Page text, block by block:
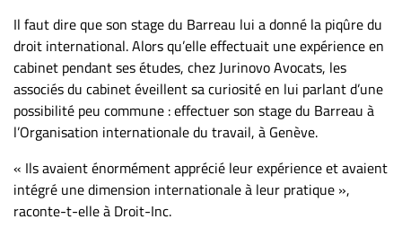
un
emploi
Publicité
Solutions de
recrutements
TROUVEZ-
NOUS
Il faut dire que son stage du Barreau lui a donné la piqûre du
droit international. Alors qu’elle effectuait une expérience en
cabinet pendant ses études, chez Jurinovo Avocats, les
associés du cabinet éveillent sa curiosité en lui parlant d’une
possibilité peu commune : effectuer son stage du Barreau à
l’Organisation internationale du travail, à Genève.
« Ils avaient énormément apprécié leur expérience et avaient
intégré une dimension internationale à leur pratique »,
raconte-t-elle à Droit-Inc.